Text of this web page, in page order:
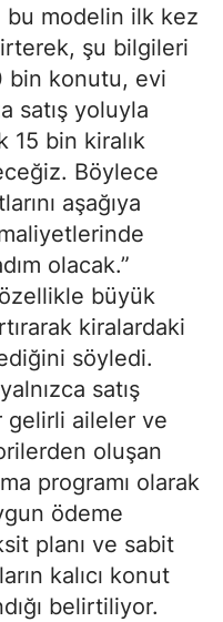
bu modelin ilk kez
şu bilgileri
bin konutu, evi
satış yoluyla
15 bin kiralık
Böylece
aşağıya
olacak.”
büyük
kiralardaki
söyledi.
satış
gelirli aileler ve
oluşan
programı olarak
ödeme
planı ve sabit
kalıcı konut
belirtiliyor.